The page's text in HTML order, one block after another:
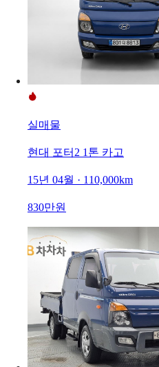
실매물
현대 포터2 1톤 카고
15년 04월 · 110,000km
830만원